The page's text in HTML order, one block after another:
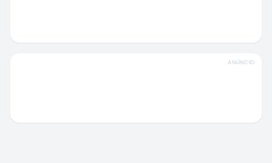
ANÚNCIO